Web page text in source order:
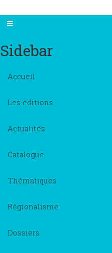
Sidebar
Accueil
Les éditions
Actualités
Catalogue
Thématiques
Régionalisme
Dossiers